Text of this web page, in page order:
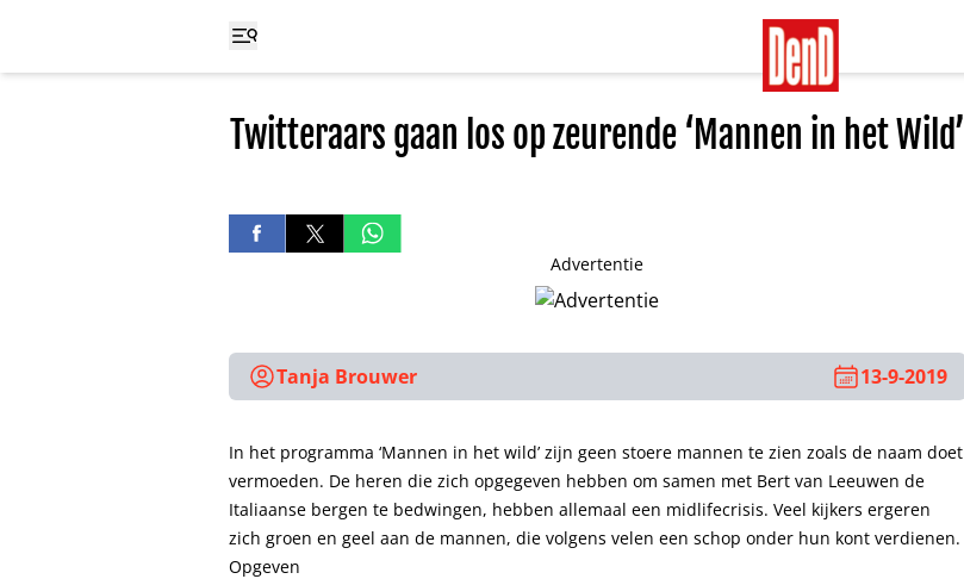
Twitteraars gaan los op zeurende ‘Mannen in het Wild’
Advertentie
Tanja Brouwer 13-9-2019
In het programma ‘Mannen in het wild’ zijn geen stoere mannen te zien zoals de naam doet
vermoeden. De heren die zich opgegeven hebben om samen met Bert van Leeuwen de
Italiaanse bergen te bedwingen, hebben allemaal een midlifecrisis. Veel kijkers ergeren
zich groen en geel aan de mannen, die volgens velen een schop onder hun kont verdienen.
Opgeven